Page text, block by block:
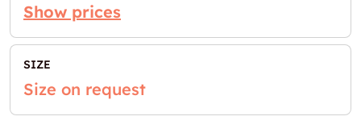
Show prices
SIZE
Size on request